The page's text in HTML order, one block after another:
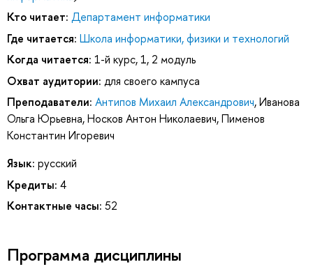
Кто читает: Департамент информатики
Где читается: Школа информатики, физики и технологий
Когда читается: 1-й курс, 1, 2 модуль
Охват аудитории: для своего кампуса
Преподаватели: Антипов Михаил Александрович,Иванова
Ольга Юрьевна,Носков Антон Николаевич,Пименов
Константин Игоревич
Язык: русский
Кредиты: 4
Контактные часы: 52
Программа дисциплины